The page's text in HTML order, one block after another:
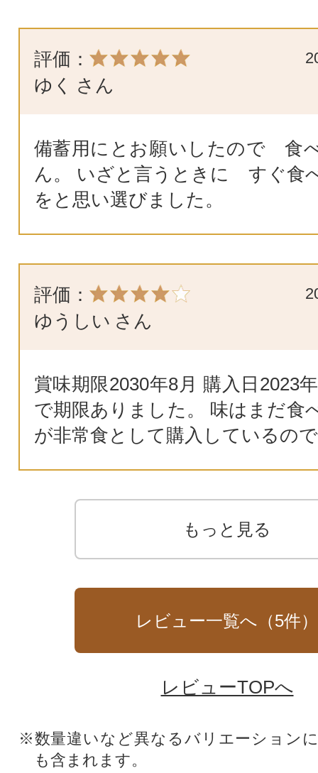
評価：
ゆく さん
備蓄用にとお願いしたので 食
ん。 いざと言うときに すぐ食
をと思い選びました。
評価：
ゆうしい さん
賞味期限2030年8月 購入日2023
で期限ありました。 味はまだ食
が非常食として購入しているの
もっと見る
レビュー一覧へ（5件）
レビューTOPへ
※数量違いなど異なるバリエーション
も含まれます。